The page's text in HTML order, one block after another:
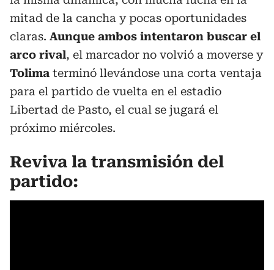
mitad de la cancha y pocas oportunidades
claras. Aunque ambos intentaron buscar el
arco rival, el marcador no volvió a moverse y
Tolima terminó llevándose una corta ventaja
para el partido de vuelta en el estadio
Libertad de Pasto, el cual se jugará el
próximo miércoles.
Reviva la transmisión del
partido: